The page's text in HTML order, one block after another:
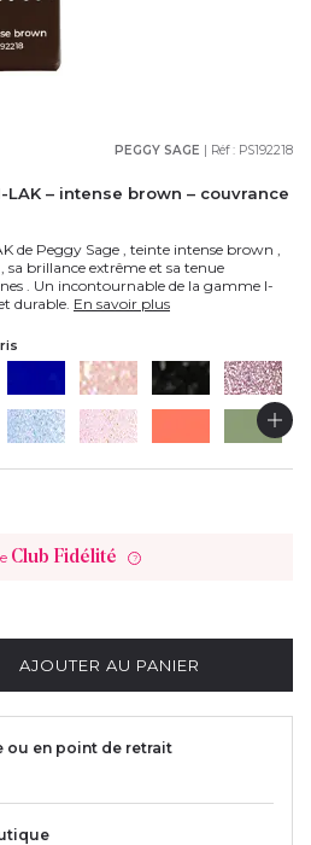
PEGGY SAGE | Réf : PS192218
– intense brown – couvrance
de Peggy Sage , teinte intense brown ,
sa brillance extrême et sa tenue
. Un incontournable de la gamme I-
durable. En savoir plus
Club Fidélité ?
AJOUTER AU PANIER
ou en point de retrait